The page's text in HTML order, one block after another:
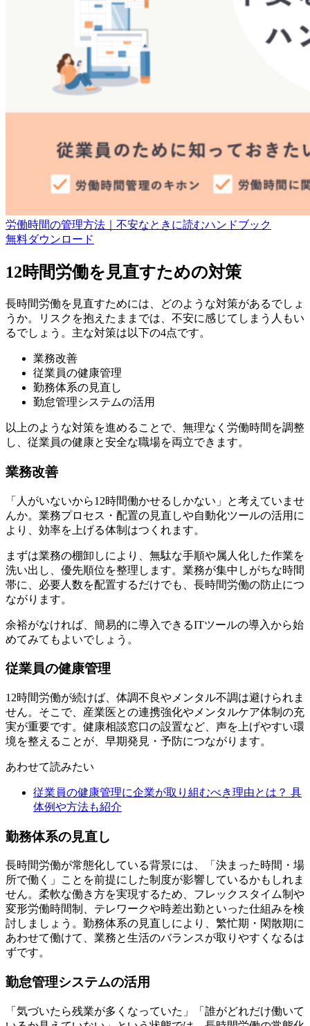
労働時間の管理方法｜不安なときに読むハンドブック
無料ダウンロード
12時間労働を見直すための対策
長時間労働を見直すためには、どのような対策があるでしょ
うか。リスクを抱えたままでは、不安に感じてしまう人もい
るでしょう。主な対策は以下の4点です。
業務改善
従業員の健康管理
勤務体系の見直し
勤怠管理システムの活用
以上のような対策を進めることで、無理なく労働時間を調整
し、従業員の健康と安全な職場を両立できます。
業務改善
「人がいないから12時間働かせるしかない」と考えていませ
んか。業務プロセス・配置の見直しや自動化ツールの活用に
より、効率を上げる体制はつくれます。
まずは業務の棚卸しにより、無駄な手順や属人化した作業を
洗い出し、優先順位を整理します。業務が集中しがちな時間
帯に、必要人数を配置するだけでも、長時間労働の防止につ
ながります。
余裕がなければ、簡易的に導入できるITツールの導入から始
めてみてもよいでしょう。
従業員の健康管理
12時間労働が続けば、体調不良やメンタル不調は避けられま
せん。そこで、産業医との連携強化やメンタルケア体制の充
実が重要です。健康相談窓口の設置など、声を上げやすい環
境を整えることが、早期発見・予防につながります。
あわせて読みたい
従業員の健康管理に企業が取り組むべき理由とは？ 具
体例や方法も紹介
勤務体系の見直し
長時間労働が常態化している背景には、「決まった時間・場
所で働く」ことを前提にした制度が影響しているかもしれま
せん。柔軟な働き方を実現するため、フレックスタイム制や
変形労働時間制、テレワークや時差出勤といった仕組みを検
討しましょう。勤務体系の見直しにより、繁忙期・閑散期に
あわせて働けて、業務と生活のバランスが取りやすくなるは
ずです。
勤怠管理システムの活用
「気づいたら残業が多くなっていた」「誰がどれだけ働いて